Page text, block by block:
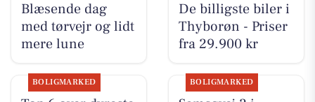
Blæsende dag
med tørvejr og lidt
mere lune
De billigste biler i
Thyborøn - Priser
fra 29.900 kr
BOLIGMARKED BOLIGMARKED